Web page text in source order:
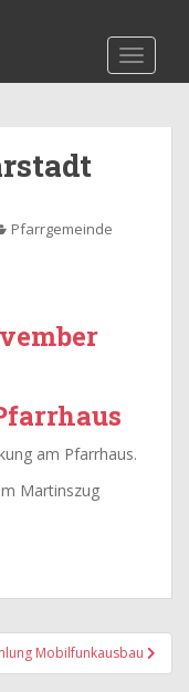
Pfarrgemeinde
am Pfarrhaus.
Martinszug
Mobilfunkausbau